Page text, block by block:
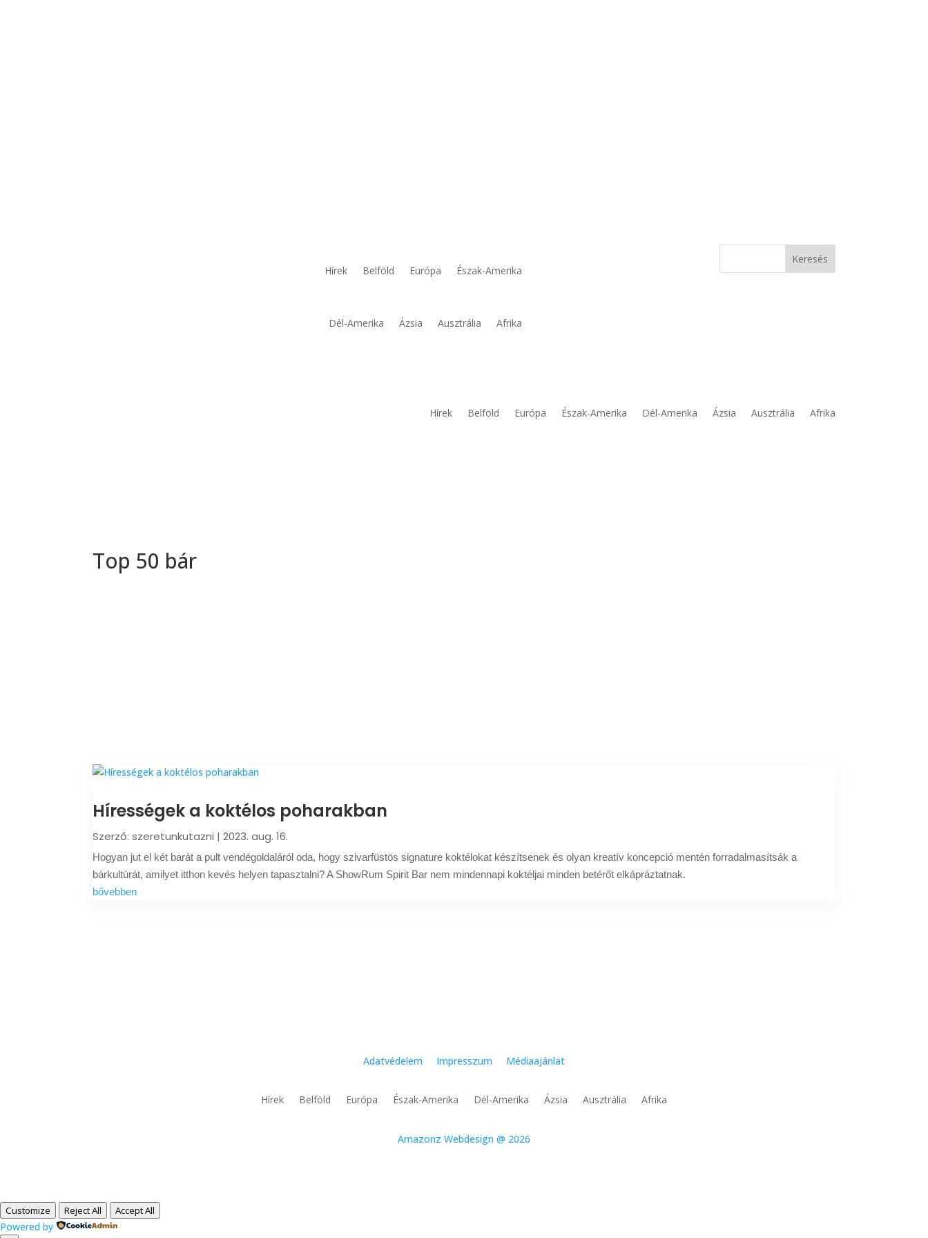
Hírek Belföld Európa Észak-Amerika
Dél-Amerika Ázsia Ausztrália Afrika
Hírek Belföld Európa Észak-Amerika Dél-Amerika Ázsia Ausztrália Afrika
Top 50 bár
Hírességek a koktélos poharakban
Szerző:szeretunkutazni |2023. aug. 16.
Hogyan jut el két barát a pult vendégoldaláról oda, hogy szivarfüstös signature koktélokat készítsenek és olyan kreatív koncepció mentén forradalmasítsák a
bárkultúrát, amilyet itthon kevés helyen tapasztalni? A ShowRum Spirit Bar nem mindennapi koktéljai minden betérőt elkápráztatnak.
bővebben
Adatvédelem Impresszum Médiaajánlat
Hírek Belföld Európa Észak-Amerika Dél-Amerika Ázsia Ausztrália Afrika
Amazonz Webdesign @ 2026
Customize Reject All Accept All
Powered by